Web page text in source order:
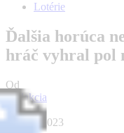
Lotérie
Ďalšia horúca
hráč vyhral pol
Od
Redakcia
25. júla 2023